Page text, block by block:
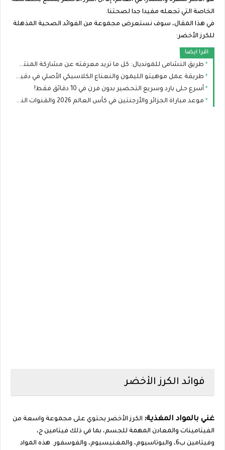
الخاصة التي تجعله مفيدا جدا لصحتنا.
في هذا المقال، سوف نستعرض مجموعة من الفوائد الصحية المذهلة
للكرز الأخضر:
اقرا ايضا
طريق النشامى للمونديال: كل ما تريد معرفته عن مشاركة المنتخب الأردني في كأس العالم
طريقة عمل موهيتو الليمون والنعناع الكلاسيكي الأصلي في دقيقتين
أسرع حلى بارد وسريع التحضير بدون فرن في 10 دقائق فقط!
موعد مباراة الجزائر والأرجنتين في كأس العالم 2026 والقنوات الناقلة والتشكيل المتوقع
فوائد الكرز الأخضر
غني بالمواد المغذية: الكرز الأخضر يحتوي على مجموعة واسعة من
الفيتامينات والمعادن المهمة للجسم، بما في ذلك فيتامين ج،
وفيتامين ب6، والبوتاسيوم، والمغنيسيوم، والفوسفور. هذه المواد